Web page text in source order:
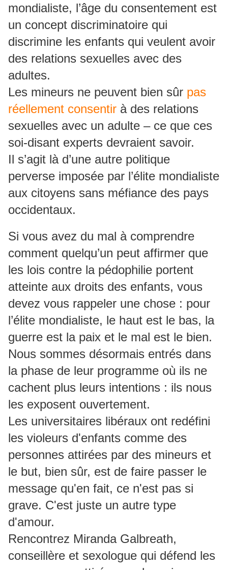
mondialiste, l’âge du consentement est
un concept discriminatoire qui
discrimine les enfants qui veulent avoir
des relations sexuelles avec des
adultes.
Les mineurs ne peuvent bien sûr pas
réellement consentir à des relations
sexuelles avec un adulte – ce que ces
soi-disant experts devraient savoir.
Il s’agit là d’une autre politique
perverse imposée par l’élite mondialiste
aux citoyens sans méfiance des pays
occidentaux.
Si vous avez du mal à comprendre
comment quelqu’un peut affirmer que
les lois contre la pédophilie portent
atteinte aux droits des enfants, vous
devez vous rappeler une chose : pour
l’élite mondialiste, le haut est le bas, la
guerre est la paix et le mal est le bien.
Nous sommes désormais entrés dans
la phase de leur programme où ils ne
cachent plus leurs intentions : ils nous
les exposent ouvertement.
Les universitaires libéraux ont redéfini
les violeurs d'enfants comme des
personnes attirées par des mineurs et
le but, bien sûr, est de faire passer le
message qu'en fait, ce n'est pas si
grave. C'est juste un autre type
d'amour.
Rencontrez Miranda Galbreath,
conseillère et sexologue qui défend les